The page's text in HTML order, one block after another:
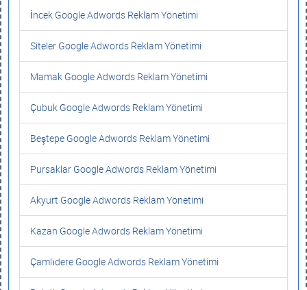
İncek Google Adwords Reklam Yönetimi
Siteler Google Adwords Reklam Yönetimi
Mamak Google Adwords Reklam Yönetimi
Çubuk Google Adwords Reklam Yönetimi
Beştepe Google Adwords Reklam Yönetimi
Pursaklar Google Adwords Reklam Yönetimi
Akyurt Google Adwords Reklam Yönetimi
Kazan Google Adwords Reklam Yönetimi
Çamlıdere Google Adwords Reklam Yönetimi